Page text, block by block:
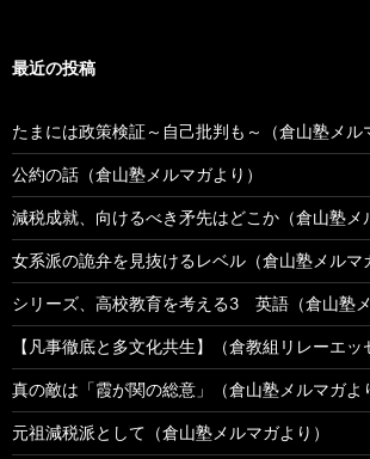
最近の投稿
たまには政策検証～自己批判も～（倉山塾メル
公約の話（倉山塾メルマガより）
減税成就、向けるべき矛先はどこか（倉山塾メ
女系派の詭弁を見抜けるレベル（倉山塾メルマ
シリーズ、高校教育を考える3 英語（倉山塾メ
【凡事徹底と多文化共生】（倉教組リレーエッ
真の敵は「霞が関の総意」（倉山塾メルマガよ
元祖減税派として（倉山塾メルマガより）